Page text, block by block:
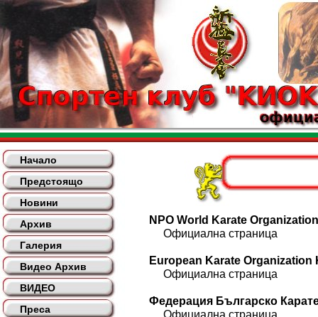
Начало
Предстоящо
Новини
Архив
Галерия
Видео Архив
ВИДЕО
Преса
NPO World Karate
Официална страница
European Karate
Официална страница
Федерация Българско
Официална страница